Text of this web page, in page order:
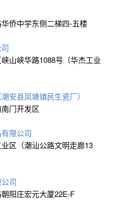
侨中学东侧二梯四-五楼
山峡华路1088号（华杰工业
安县凤塘镇民生瓷厂）
门开发区
限公司
区（潮汕公路文明走廊13
司
阳庄宏元大厦22E-F